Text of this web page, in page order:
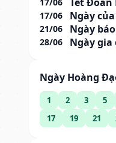
17/06 Ngày
21/06 Ngày
28/06 Ngày gia
Ngày Hoàng
1 2 3 5
17
19 21